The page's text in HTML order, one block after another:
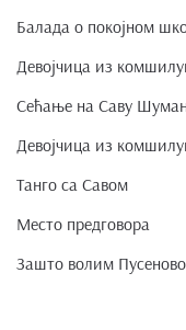
Балада о покојном
Девојчица из
Сећање на Саву
Девојчица из
Танго са Савом
Место предговора
Зашто волим